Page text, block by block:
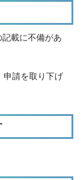
載に不備があ
申請を取り下げ